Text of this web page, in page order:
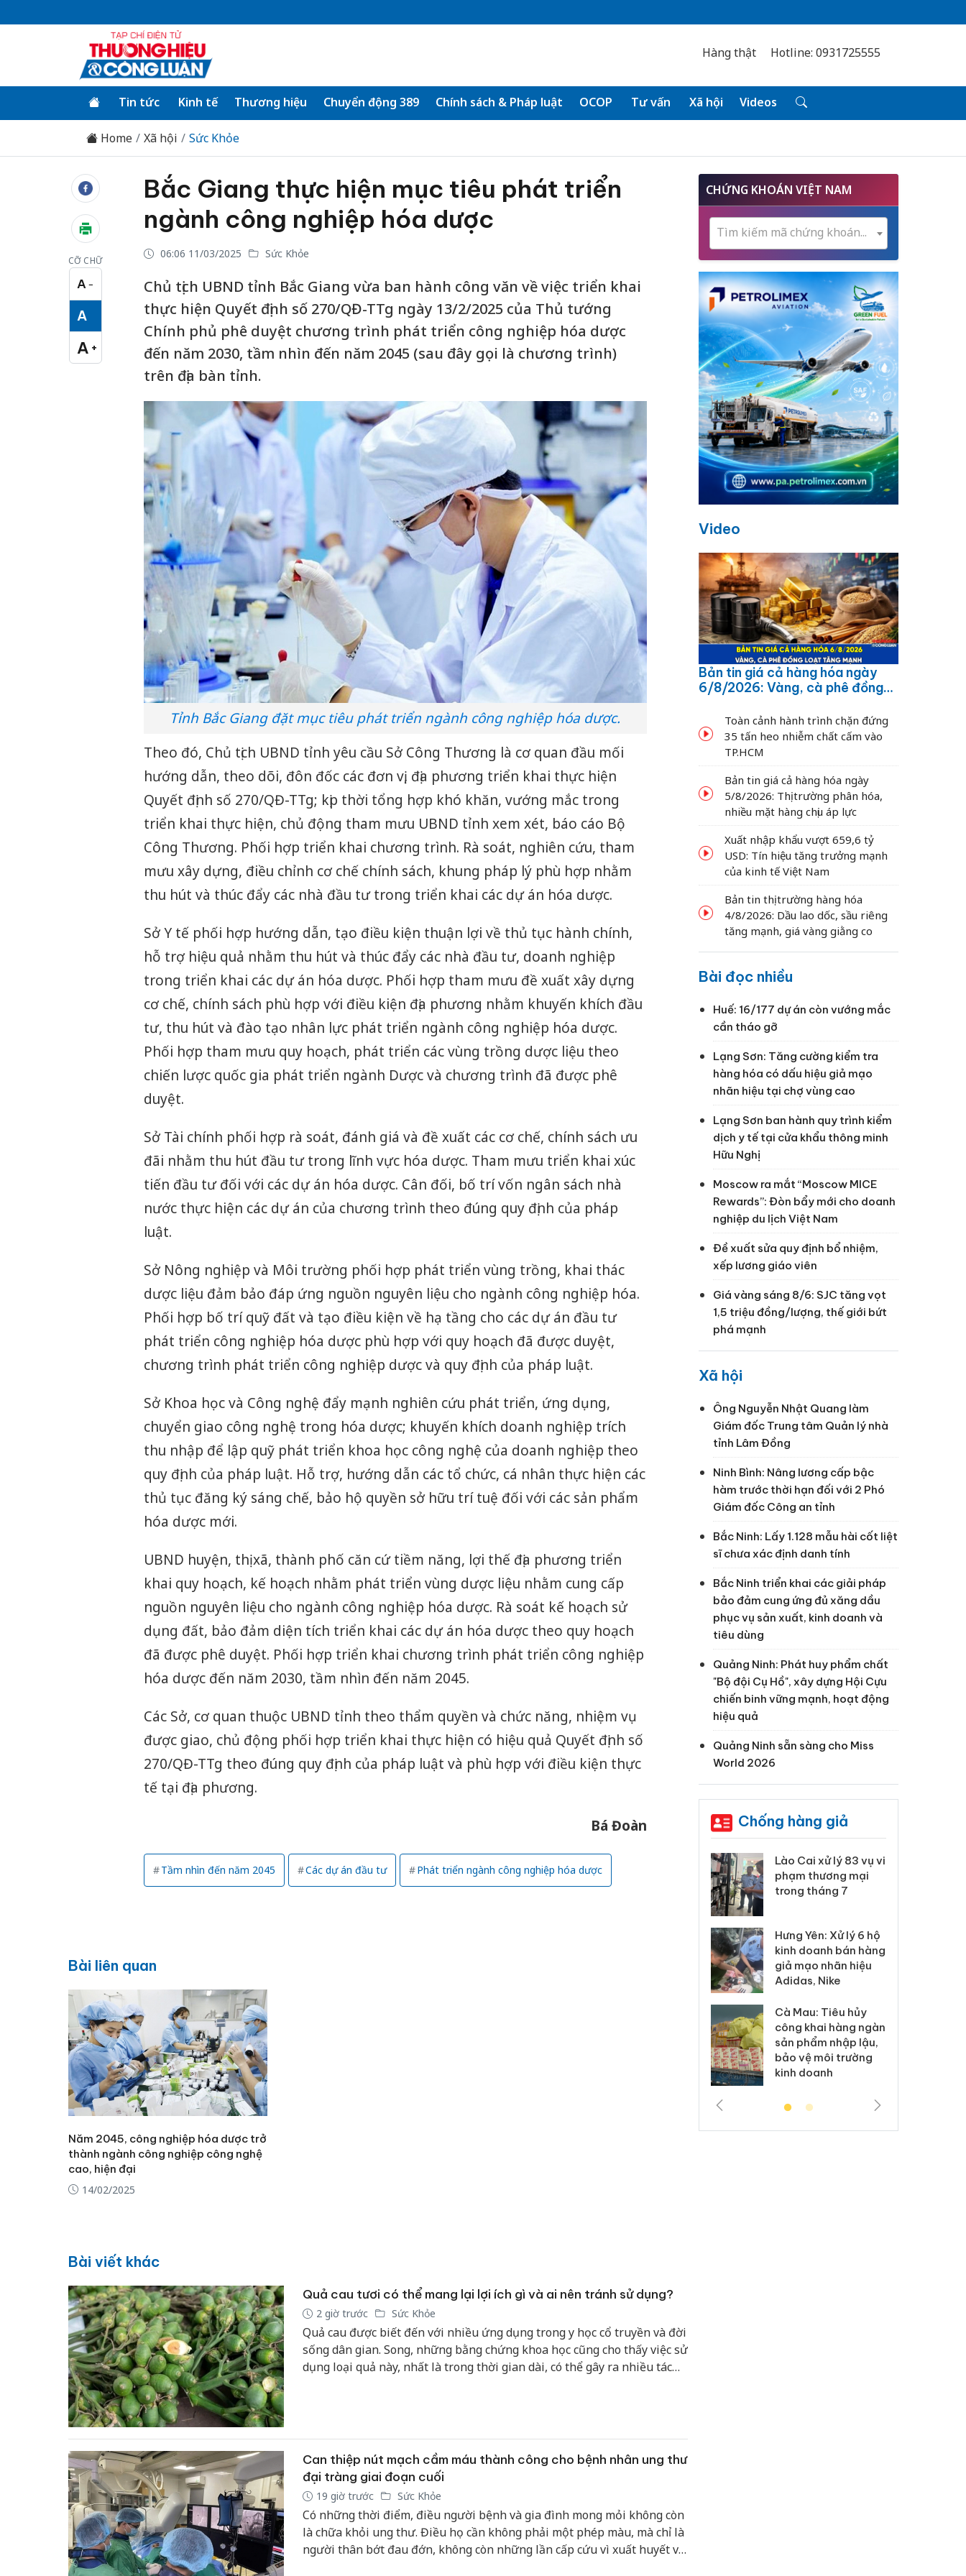
Hàng thật Hotline: 0931725555
Tin tức Kinh tế Thương hiệu Chuyển động 389 Chính sách & Pháp luật OCOP Tư vấn Xã hội Videos
Home Xã hội Sức Khỏe
CỠ CHỮ
A −
Cỡ chữ nhỏ
A
Cỡ chữ vừa
A +
Cỡ chữ lớn
Bắc Giang thực hiện mục tiêu phát triển
ngành công nghiệp hóa dược
06:06 11/03/2025 Sức Khỏe
Chủ tịch UBND tỉnh Bắc Giang vừa ban hành công văn về việc triển khai
thực hiện Quyết định số 270/QĐ-TTg ngày 13/2/2025 của Thủ tướng
Chính phủ phê duyệt chương trình phát triển công nghiệp hóa dược
đến năm 2030, tầm nhìn đến năm 2045 (sau đây gọi là chương trình)
trên địa bàn tỉnh.
Tỉnh Bắc Giang đặt mục tiêu phát triển ngành công nghiệp hóa dược.
Theo đó, Chủ tịch UBND tỉnh yêu cầu Sở Công Thương là cơ quan đầu mối
hướng dẫn, theo dõi, đôn đốc các đơn vị, địa phương triển khai thực hiện
Quyết định số 270/QĐ-TTg; kịp thời tổng hợp khó khăn, vướng mắc trong
triển khai thực hiện, chủ động tham mưu UBND tỉnh xem xét, báo cáo Bộ
Công Thương. Phối hợp triển khai chương trình. Rà soát, nghiên cứu, tham
mưu xây dựng, điều chỉnh cơ chế chính sách, khung pháp lý phù hợp nhằm
thu hút và thúc đẩy các nhà đầu tư trong triển khai các dự án hóa dược.
Sở Y tế phối hợp hướng dẫn, tạo điều kiện thuận lợi về thủ tục hành chính,
hỗ trợ hiệu quả nhằm thu hút và thúc đẩy các nhà đầu tư, doanh nghiệp
trong triển khai các dự án hóa dược. Phối hợp tham mưu đề xuất xây dựng
cơ chế, chính sách phù hợp với điều kiện địa phương nhằm khuyến khích đầu
tư, thu hút và đào tạo nhân lực phát triển ngành công nghiệp hóa dược.
Phối hợp tham mưu quy hoạch, phát triển các vùng trồng dược liệu theo
chiến lược quốc gia phát triển ngành Dược và chương trình đã được phê
duyệt.
Sở Tài chính phối hợp rà soát, đánh giá và đề xuất các cơ chế, chính sách ưu
đãi nhằm thu hút đầu tư trong lĩnh vực hóa dược. Tham mưu triển khai xúc
tiến đầu tư đối với các dự án hóa dược. Cân đối, bố trí vốn ngân sách nhà
nước thực hiện các dự án của chương trình theo đúng quy định của pháp
luật.
Sở Nông nghiệp và Môi trường phối hợp phát triển vùng trồng, khai thác
dược liệu đảm bảo đáp ứng nguồn nguyên liệu cho ngành công nghiệp hóa.
Phối hợp bố trí quỹ đất và tạo điều kiện về hạ tầng cho các dự án đầu tư
phát triển công nghiệp hóa dược phù hợp với quy hoạch đã được duyệt,
chương trình phát triển công nghiệp dược và quy định của pháp luật.
Sở Khoa học và Công nghệ đẩy mạnh nghiên cứu phát triển, ứng dụng,
chuyển giao công nghệ trong hóa dược; khuyến khích doanh nghiệp trích
thu nhập để lập quỹ phát triển khoa học công nghệ của doanh nghiệp theo
quy định của pháp luật. Hỗ trợ, hướng dẫn các tổ chức, cá nhân thực hiện các
thủ tục đăng ký sáng chế, bảo hộ quyền sở hữu trí tuệ đối với các sản phẩm
hóa dược mới.
UBND huyện, thị xã, thành phố căn cứ tiềm năng, lợi thế địa phương triển
khai quy hoạch, kế hoạch nhằm phát triển vùng dược liệu nhằm cung cấp
nguồn nguyên liệu cho ngành công nghiệp hóa dược. Rà soát kế hoạch sử
dụng đất, bảo đảm diện tích triển khai các dự án hóa dược theo quy hoạch
đã được phê duyệt. Phối hợp triển khai chương trình phát triển công nghiệp
hóa dược đến năm 2030, tầm nhìn đến năm 2045.
Các Sở, cơ quan thuộc UBND tỉnh theo thẩm quyền và chức năng, nhiệm vụ
được giao, chủ động phối hợp triển khai thực hiện có hiệu quả Quyết định số
270/QĐ-TTg theo đúng quy định của pháp luật và phù hợp với điều kiện thực
tế tại địa phương.
Bá Đoàn
Tầm nhìn đến năm 2045 Các dự án đầu tư Phát triển ngành công nghiệp hóa dược
Bài liên quan
Năm 2045, công nghiệp hóa dược trở
thành ngành công nghiệp công nghệ
cao, hiện đại
14/02/2025
Bài viết khác
Quả cau tươi có thể mang lại lợi ích gì và ai nên tránh sử dụng?
2 giờ trước Sức Khỏe
Quả cau được biết đến với nhiều ứng dụng trong y học cổ truyền và đời
sống dân gian. Song, những bằng chứng khoa học cũng cho thấy việc sử
dụng loại quả này, nhất là trong thời gian dài, có thể gây ra nhiều tác
Can thiệp nút mạch cầm máu thành công cho bệnh nhân ung thư
đại tràng giai đoạn cuối
19 giờ trước Sức Khỏe
Có những thời điểm, điều người bệnh và gia đình mong mỏi không còn
là chữa khỏi ung thư. Điều họ cần không phải một phép màu, mà chỉ là
người thân bớt đau đớn, không còn những lần cấp cứu vì xuất huyết và
CHỨNG KHOÁN VIỆT NAM
Tìm kiếm mã chứng khoán...
Video
Bản tin giá cả hàng hóa ngày
6/8/2026: Vàng, cà phê đồng
Toàn cảnh hành trình chặn đứng
35 tấn heo nhiễm chất cấm vào
TP.HCM
Bản tin giá cả hàng hóa ngày
5/8/2026: Thị trường phân hóa,
nhiều mặt hàng chịu áp lực
Xuất nhập khẩu vượt 659,6 tỷ
USD: Tín hiệu tăng trưởng mạnh
của kinh tế Việt Nam
Bản tin thị trường hàng hóa
4/8/2026: Dầu lao dốc, sầu riêng
tăng mạnh, giá vàng giằng co
Bài đọc nhiều
Huế: 16/177 dự án còn vướng mắc
cần tháo gỡ
Lạng Sơn: Tăng cường kiểm tra
hàng hóa có dấu hiệu giả mạo
nhãn hiệu tại chợ vùng cao
Lạng Sơn ban hành quy trình kiểm
dịch y tế tại cửa khẩu thông minh
Hữu Nghị
Moscow ra mắt “Moscow MICE
Rewards”: Đòn bẩy mới cho doanh
nghiệp du lịch Việt Nam
Đề xuất sửa quy định bổ nhiệm,
xếp lương giáo viên
Giá vàng sáng 8/6: SJC tăng vọt
1,5 triệu đồng/lượng, thế giới bứt
phá mạnh
Xã hội
Ông Nguyễn Nhật Quang làm
Giám đốc Trung tâm Quản lý nhà
tỉnh Lâm Đồng
Ninh Bình: Nâng lương cấp bậc
hàm trước thời hạn đối với 2 Phó
Giám đốc Công an tỉnh
Bắc Ninh: Lấy 1.128 mẫu hài cốt liệt
sĩ chưa xác định danh tính
Bắc Ninh triển khai các giải pháp
bảo đảm cung ứng đủ xăng dầu
phục vụ sản xuất, kinh doanh và
tiêu dùng
Quảng Ninh: Phát huy phẩm chất
"Bộ đội Cụ Hồ", xây dựng Hội Cựu
chiến binh vững mạnh, hoạt động
hiệu quả
Quảng Ninh sẵn sàng cho Miss
World 2026
Chống hàng giả
Công an Thanh Hóa
tìm bị hại trong vụ
án sản xuất, buôn
Lào Cai xử lý 83 vụ vi
phạm thương mại
trong tháng 7
Hưng Yên: Xử lý 6 hộ
kinh doanh bán hàng
giả mạo nhãn hiệu
Adidas, Nike
Cà Mau: Tiêu hủy
công khai hàng ngàn
sản phẩm nhập lậu,
bảo vệ môi trường
kinh doanh